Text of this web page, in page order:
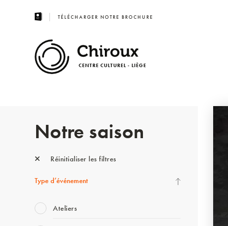
TÉLÉCHARGER NOTRE BROCHURE
CENTRE CULTUREL - LIÈGE
Notre saison
Réinitialiser les filtres
Type d’événement
Ateliers